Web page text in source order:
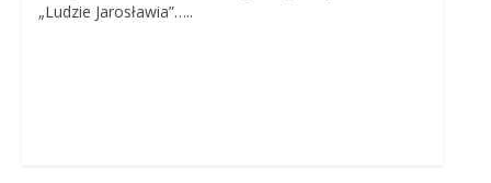
„Ludzie Jarosławia”…..